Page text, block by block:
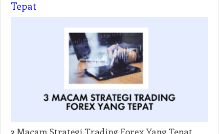
Tepat
3 Macam Strategi Trading Forex Yang Tepat